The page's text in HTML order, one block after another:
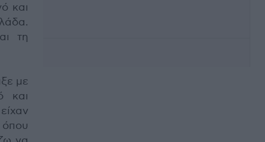
και
τη
με
και